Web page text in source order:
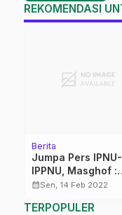
REKOMENDASI
Berita
Jumpa Pers IPNU-
IPPNU, Masghof :
Tempat Berbagi
calendar_monthSen, 14 Feb 2022
TERPOPULER